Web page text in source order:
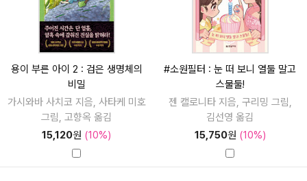
용이 부른 아이 2 : 검은 생명체의
비밀
가시와바 사치코 지음, 사타케 미호
그림, 고향옥 옮김
15,120원 (10%)
#소원필터 : 눈 떠 보니 열둘 말고
스물둘!
젠 캘로니타 지음, 구리밍 그림,
김선영 옮김
15,750원 (10%)